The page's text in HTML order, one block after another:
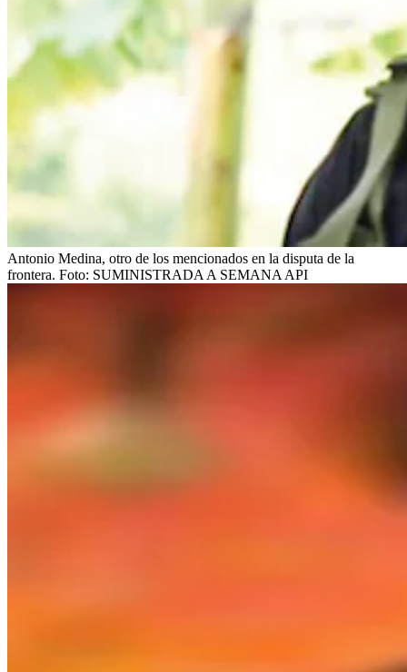
Antonio Medina, otro de los mencionados en la disputa de la
frontera. Foto: SUMINISTRADA A SEMANA API